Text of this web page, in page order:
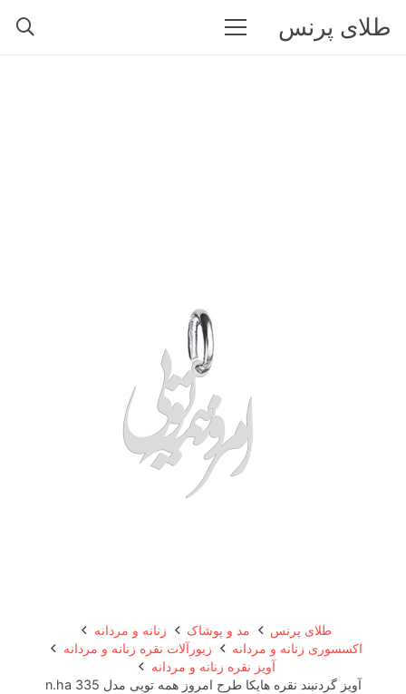
طلای پرنس
طلای پرنس مد و پوشاک
زنانه و مردانه
اکسسوری زنانه و مردانه
زیورآلات نقره زنانه و مردانه
آویز نقره زنانه و مردانه
آویز گردنبند نقره هایکا طرح امروز همه تویی مدل n.ha 335